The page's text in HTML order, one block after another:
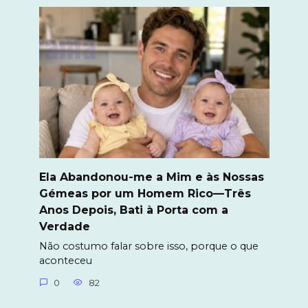
Ela Abandonou-me a Mim e às Nossas
Gémeas por um Homem Rico—Três
Anos Depois, Bati à Porta com a
Verdade
Não costumo falar sobre isso, porque o que
aconteceu
0 82